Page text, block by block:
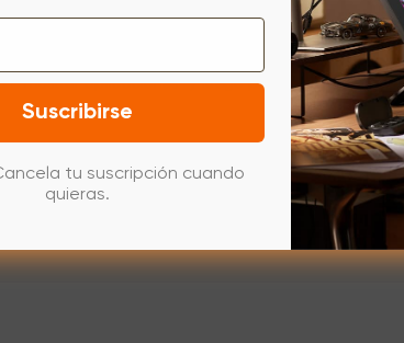
“mostrar aplicaciones” y luego podrá abrir la
Suscribirse
tu suscripción cuando
quieras.